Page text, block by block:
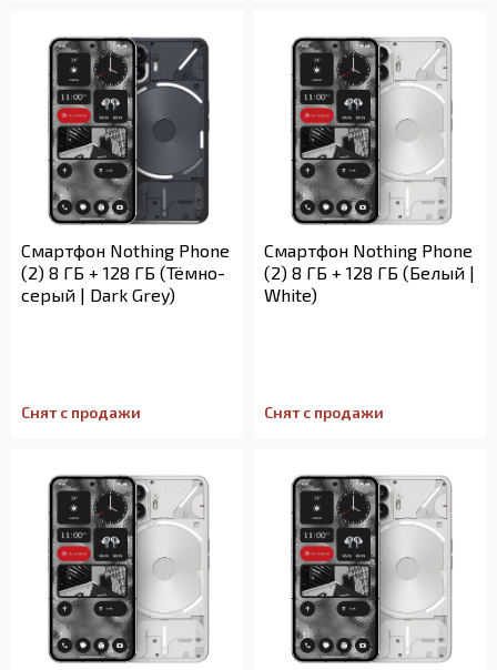
Смартфон Nothing Phone
(2) 8 ГБ + 128 ГБ (Тёмно-
серый | Dark Grey)
Снят с продажи
Смартфон Nothing Phone
(2) 8 ГБ + 128 ГБ (Белый |
White)
Снят с продажи